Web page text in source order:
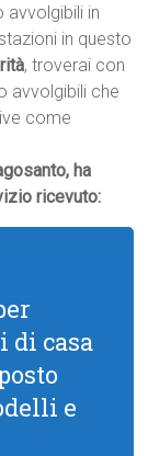
avvolgibili in
in questo
, troverai con
avvolgibili che
come
ha
ricevuto:
casa
e